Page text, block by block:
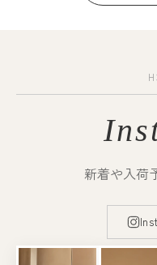
新着や入荷